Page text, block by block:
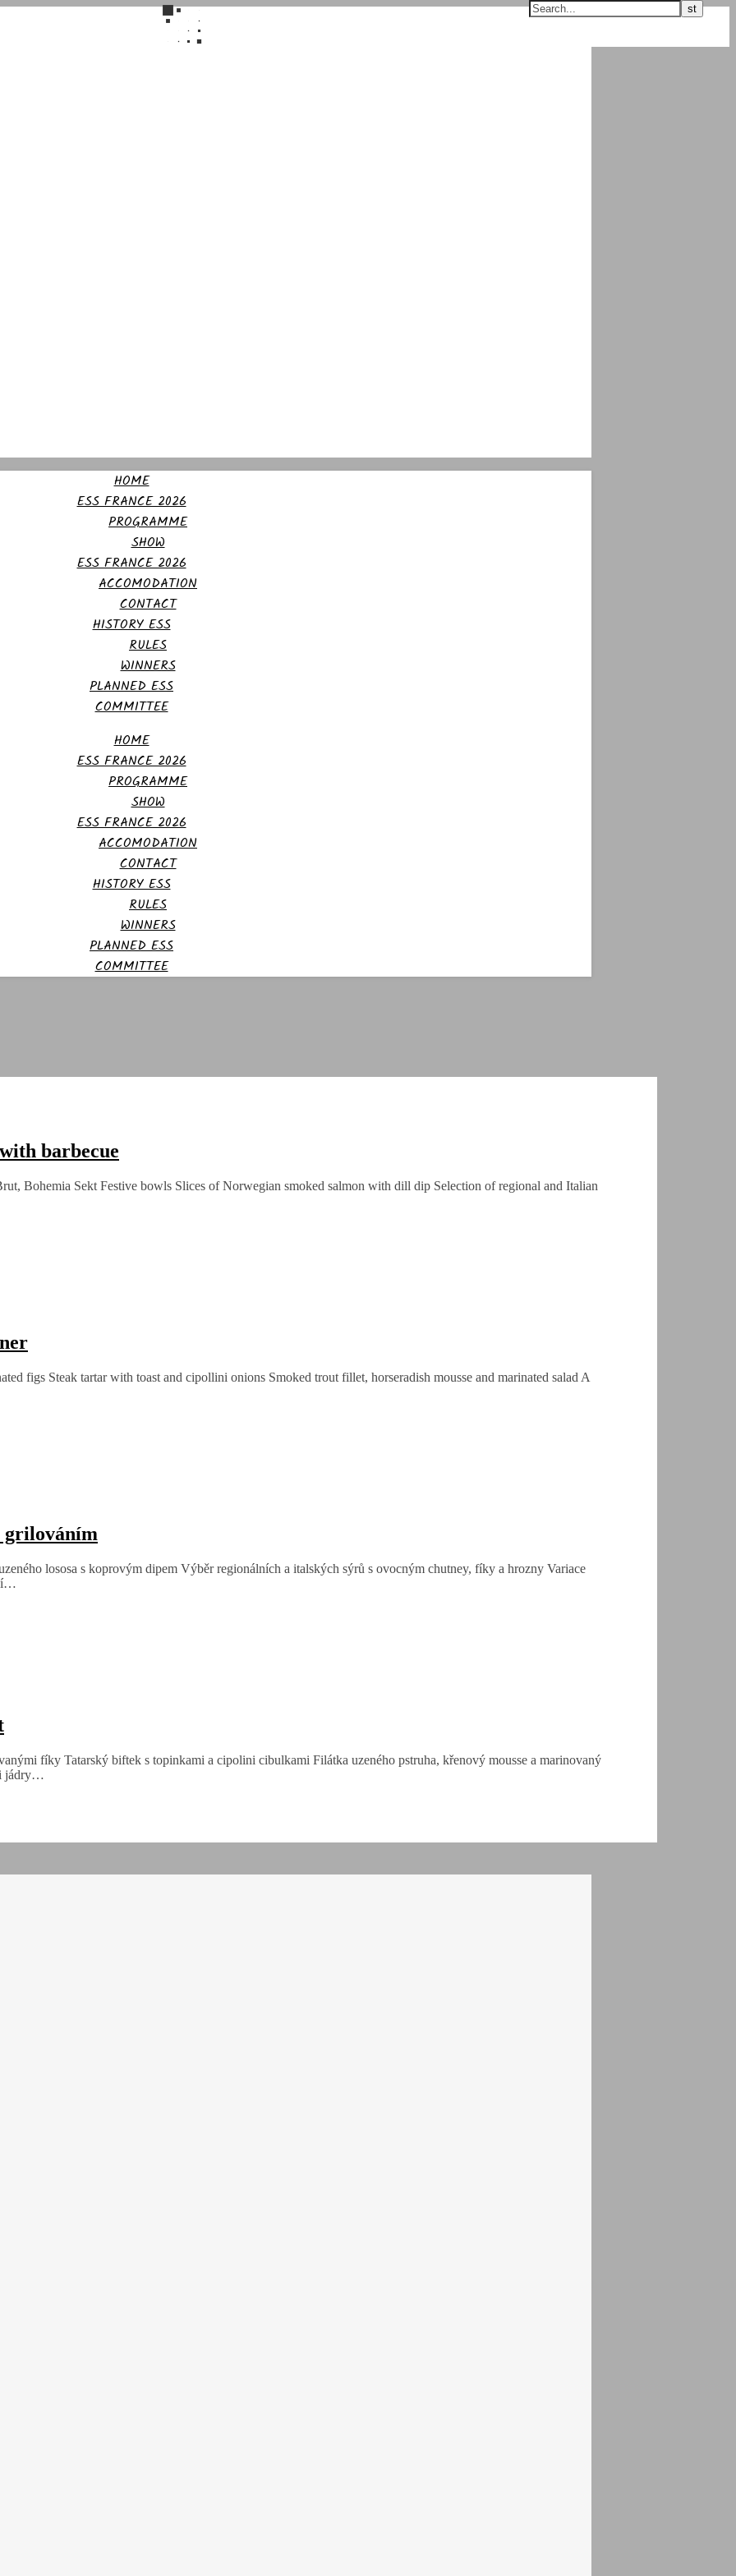
HOME
ESS FRANCE 2026
PROGRAMME
SHOW
ESS FRANCE 2026
ACCOMODATION
CONTACT
HISTORY ESS
RULES
WINNERS
PLANNED ESS
COMMITTEE
HOME
ESS FRANCE 2026
PROGRAMME
SHOW
ESS FRANCE 2026
ACCOMODATION
CONTACT
HISTORY ESS
RULES
WINNERS
PLANNED ESS
COMMITTEE
barbecue
Bohemia Sekt Festive bowls Slices of Norwegian smoked salmon with dill dip Selection of regional and Italian
figs Steak tartar with toast and cipollini onions Smoked trout fillet, horseradish mousse and marinated salad A
grilováním
lososa s koprovým dipem Výběr regionálních a italských sýrů s ovocným chutney, fíky a hrozny Variace
fíky Tatarský biftek s topinkami a cipolini cibulkami Filátka uzeného pstruha, křenový mousse a marinovaný
jádry…